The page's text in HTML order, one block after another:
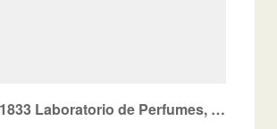
FUEGUIA 1833 Laboratorio de Perfumes, Patagonia